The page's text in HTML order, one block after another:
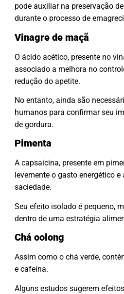
pode auxiliar na preservação
durante o processo de
Vinagre de maçã
O ácido acético, presente no
associado a melhora no
redução do apetite.
No entanto, ainda são
humanos para confirmar seu
de gordura.
Pimenta
A capsaicina, presente em
levemente o gasto energético e
saciedade.
Seu efeito isolado é pequeno,
dentro de uma estratégia
Chá oolong
Assim como o chá verde,
e cafeína.
Alguns estudos sugerem